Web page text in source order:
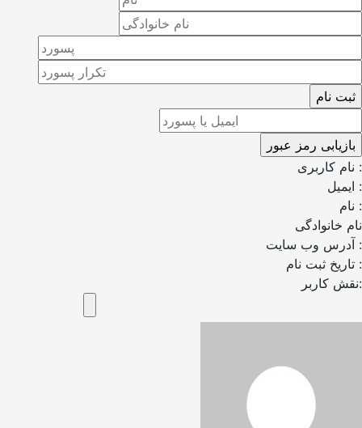
نام کاربری :
ایمیل :
نام :
نام خانوادگی
آدرس وب سایت :
تاریخ ثبت نام :
نقش کاربر: